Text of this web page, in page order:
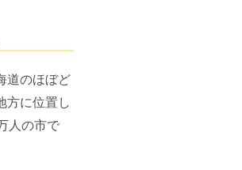
道のほぼど
方に位置し
人の市で